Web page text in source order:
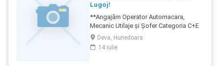
Lugoj!
**Angajăm Operator Automacara,
Mecanic Utilaje și Șofer Categoria C+E
în Zona Deva și Lugoj!** ** !** **Posturi
Disponibile:** 1. **Operator
Automacara Categoria C** 2. **Mecanic
Deva, Hunedoara
14 iulie